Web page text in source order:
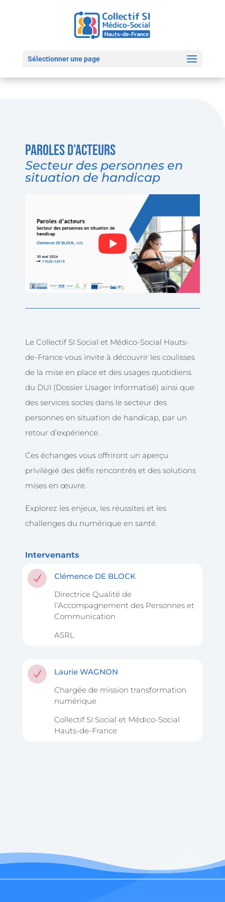
Sélectionner une page
Paroles d’acteurs
Secteur des personnes en
situation de handicap
Le Collectif SI Social et Médico-Social Hauts-
de-France vous invite à découvrir les coulisses
de la mise en place et des usages quotidiens
du DUI (Dossier Usager Informatisé) ainsi que
des services socles dans le secteur des
personnes en situation de handicap, par un
retour d’expérience.
Ces échanges vous offriront un aperçu
privilégié des défis rencontrés et des solutions
mises en œuvre.
Explorez les enjeux, les réussites et les
challenges du numérique en santé.
Intervenants
N
Clémence DE BLOCK
Directrice Qualité de
l’Accompagnement des Personnes et
Communication
ASRL
N
Laurie WAGNON
Chargée de mission transformation
numérique
Collectif SI Social et Médico-Social
Hauts-de-France